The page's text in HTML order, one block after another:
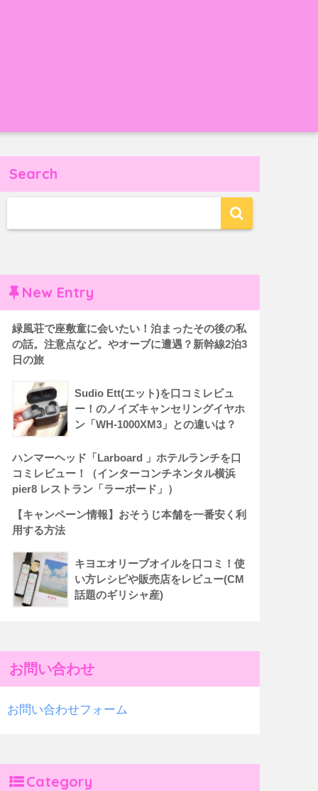
Search
New Entry
緑風荘で座敷童に会いたい！泊まったその後の私
の話。注意点など。やオーブに遭遇？新幹線2泊3
日の旅
Sudio Ett(エット)を口コミレビュ
ー！のノイズキャンセリングイヤホ
ン「WH-1000XM3」との違いは？
ハンマーヘッド「Larboard 」ホテルランチを口
コミレビュー！（インターコンチネンタル横浜
pier8 レストラン「ラーボード」）
【キャンペーン情報】おそうじ本舗を一番安く利
用する方法
キヨエオリーブオイルを口コミ！使
い方レシピや販売店をレビュー(CM
話題のギリシャ産)
お問い合わせ
お問い合わせフォーム
Category